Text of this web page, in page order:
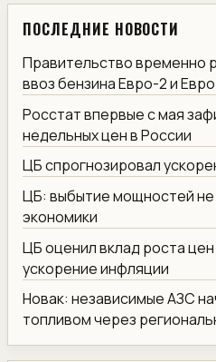
ПОСЛЕДНИЕ НОВОСТИ
Правительство временно
ввоз бензина Евро-2 и
Росстат впервые с мая
недельных цен в России
ЦБ спрогнозировал
ЦБ: выбытие мощностей не
экономики
ЦБ оценил вклад роста цен
ускорение инфляции
Новак: независимые АЗС
топливом через